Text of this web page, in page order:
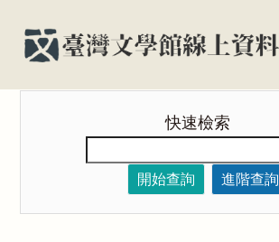
快速檢索
開始查詢
進階查詢